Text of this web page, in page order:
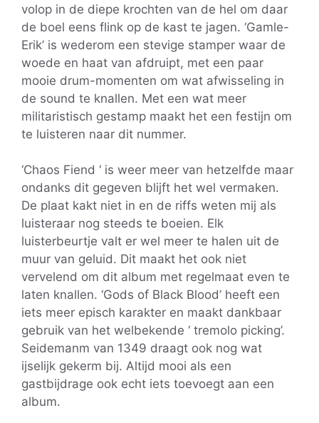
volop in de diepe krochten van de hel om daar
de boel eens flink op de kast te jagen. ‘Gamle-
Erik’ is wederom een stevige stamper waar de
woede en haat van afdruipt, met een paar
mooie drum-momenten om wat afwisseling in
de sound te knallen. Met een wat meer
militaristisch gestamp maakt het een festijn om
te luisteren naar dit nummer.
‘Chaos Fiend ‘ is weer meer van hetzelfde maar
ondanks dit gegeven blijft het wel vermaken.
De plaat kakt niet in en de riffs weten mij als
luisteraar nog steeds te boeien. Elk
luisterbeurtje valt er wel meer te halen uit de
muur van geluid. Dit maakt het ook niet
vervelend om dit album met regelmaat even te
laten knallen. ‘Gods of Black Blood’ heeft een
iets meer episch karakter en maakt dankbaar
gebruik van het welbekende ‘ tremolo picking’.
Seidemanm van 1349 draagt ook nog wat
ijselijk gekerm bij. Altijd mooi als een
gastbijdrage ook echt iets toevoegt aan een
album.